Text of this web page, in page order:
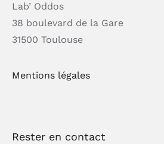
Lab’ Oddos
38 boulevard de la Gare
31500 Toulouse
Mentions légales
Rester en contact